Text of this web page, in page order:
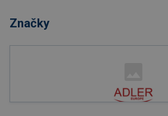
Značky